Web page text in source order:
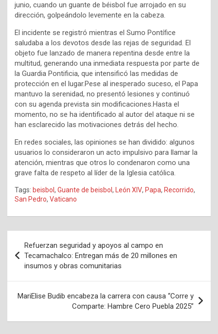
junio, cuando un guante de béisbol fue arrojado en su
dirección, golpeándolo levemente en la cabeza.
El incidente se registró mientras el Sumo Pontífice
saludaba a los devotos desde las rejas de seguridad. El
objeto fue lanzado de manera repentina desde entre la
multitud, generando una inmediata respuesta por parte de
la Guardia Pontificia, que intensificó las medidas de
protección en el lugar.Pese al inesperado suceso, el Papa
mantuvo la serenidad, no presentó lesiones y continuó
con su agenda prevista sin modificaciones.Hasta el
momento, no se ha identificado al autor del ataque ni se
han esclarecido las motivaciones detrás del hecho.
En redes sociales, las opiniones se han dividido: algunos
usuarios lo consideraron un acto impulsivo para llamar la
atención, mientras que otros lo condenaron como una
grave falta de respeto al líder de la Iglesia católica.
Tags: beisbol , Guante de beisbol , León XlV, Papa, Recorrido,
San Pedro, Vaticano
de
entradas
Refuerzan seguridad y apoyos al campo en
Tecamachalco: Entregan más de 20 millones en
insumos y obras comunitarias
MariElise Budib encabeza la carrera con causa “Corre y
Comparte: Hambre Cero Puebla 2025”